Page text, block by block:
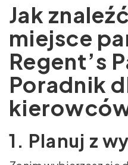
Jak
miejsce
Regent’s
Poradnik
1. Planuj z